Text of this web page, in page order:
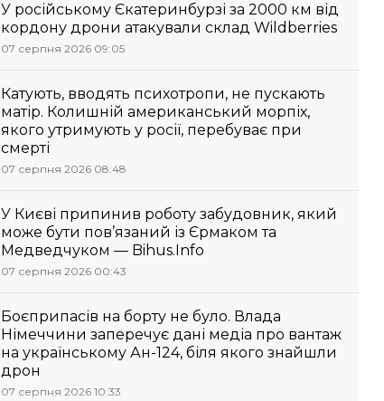
У російському Єкатеринбурзі за 2000 км від
кордону дрони атакували склад Wildberries
07 серпня 2026 09:05
Катують, вводять психотропи, не пускають
матір. Колишній американський морпіх,
якого утримують у росії, перебуває при
смерті
07 серпня 2026 08:48
У Києві припинив роботу забудовник, який
може бути пов’язаний із Єрмаком та
Медведчуком — Bihus.Info
07 серпня 2026 00:43
Боєприпасів на борту не було. Влада
Німеччини заперечує дані медіа про вантаж
на українському Ан-124, біля якого знайшли
дрон
07 серпня 2026 10:33